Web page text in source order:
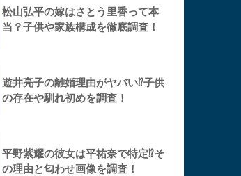
松山弘平の嫁はさとう里香って本
当？子供や家族構成を徹底調査！
遊井亮子の離婚理由がヤバい⁉︎子供
の存在や馴れ初めを調査！
平野紫耀の彼女は平祐奈で特定⁉︎そ
の理由と匂わせ画像を調査！